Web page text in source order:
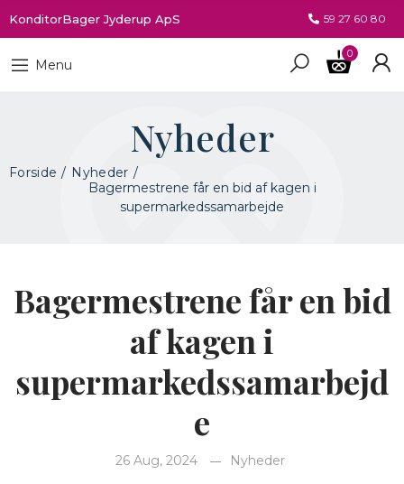
KonditorBager Jyderup ApS 59 27 60 80
Menu
0
Nyheder
Forside
Nyheder
Bagermestrene får en bid af kagen i
supermarkedssamarbejde
Bagermestrene får en bid
af kagen i
supermarkedssamarbejd
e
26 Aug, 2024 Nyheder